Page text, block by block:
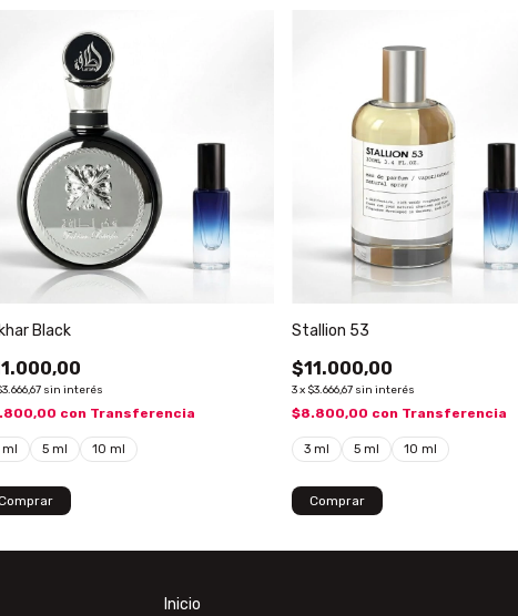
Black
sin interés
con Transferencia
5 ml 10 ml
Stallion 53
$11.000,00
3x $3.666,67 sin interés
$8.800,00 con Transferencia
3 ml 5 ml 10 ml
Comprar
Inicio